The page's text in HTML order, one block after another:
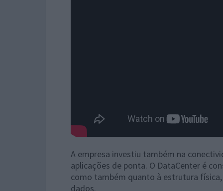
A empresa investiu também na
aplicações de ponta. O DataCenter é
como também quanto à estrutura
dados.